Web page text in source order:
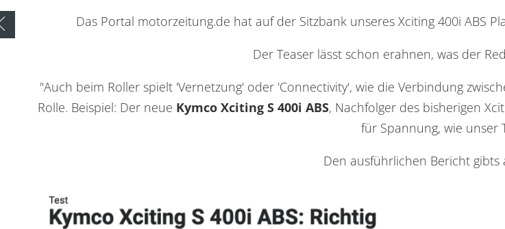
Das Portal motorzeitung.de hat auf der Sitzbank unseres Xciting 400i ABS
Der Teaser lässt schon erahnen, was der
"Auch beim Roller spielt 'Vernetzung' oder 'Connectivity', wie die Verbindung
Rolle. Beispiel: Der neue Kymco Xciting S 400i ABS, Nachfolger des bisherigen
für Spannung, wie unser
Den ausführlichen Bericht gibts
Zurück zur Übersicht